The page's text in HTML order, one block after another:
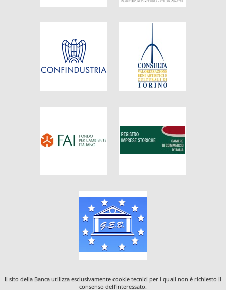
Il sito della Banca utilizza esclusivamente cookie tecnici per i quali non è richiesto il
consenso dell'interessato.